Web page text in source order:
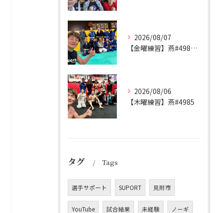
2026/08/07
【金曜練習】燕#4986見附#493
2026/08/06
【木曜練習】燕#4985
タグ Tags
選手サポート SUPORT 見附市
YouTube 試合結果 未経験 ノーギ